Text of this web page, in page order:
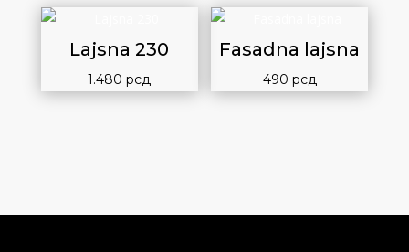
Lajsna 230
1.480рсд
Fasadna lajsna
490 рсд